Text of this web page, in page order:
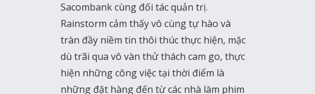
Sacombank cùng đối tác quản trị.
Rainstorm cảm thấy vô cùng tự hào và
tràn đầy niềm tin thôi thúc thực hiện, mặc
dù trãi qua vô vàn thử thách cam go, thực
hiện những công việc tại thời điểm là
những đặt hàng đến từ các nhà làm phim